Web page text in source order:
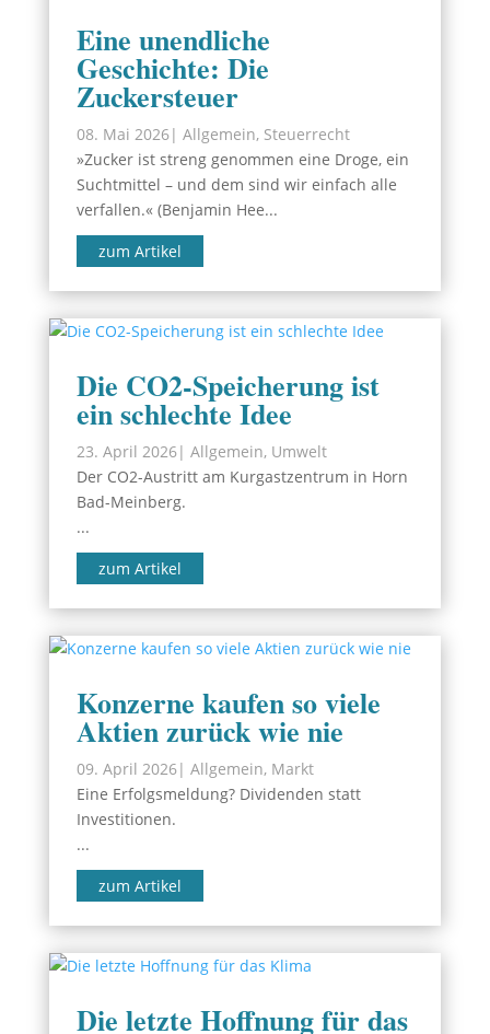
Eine unendliche
Geschichte: Die
Zuckersteuer
08. Mai 2026| Allgemein, Steuerrecht
»Zucker ist streng genommen eine Droge, ein
Suchtmittel – und dem sind wir einfach alle
verfallen.« (Benjamin Hee...
zum Artikel
Die CO2-Speicherung ist
ein schlechte Idee
23. April 2026| Allgemein, Umwelt
Der CO2-Austritt am Kurgastzentrum in Horn
Bad-Meinberg.
...
zum Artikel
Konzerne kaufen so viele
Aktien zurück wie nie
09. April 2026| Allgemein, Markt
Eine Erfolgsmeldung? Dividenden statt
Investitionen.
...
zum Artikel
Die letzte Hoffnung für das